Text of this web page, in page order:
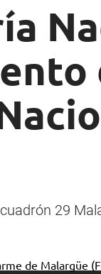
29